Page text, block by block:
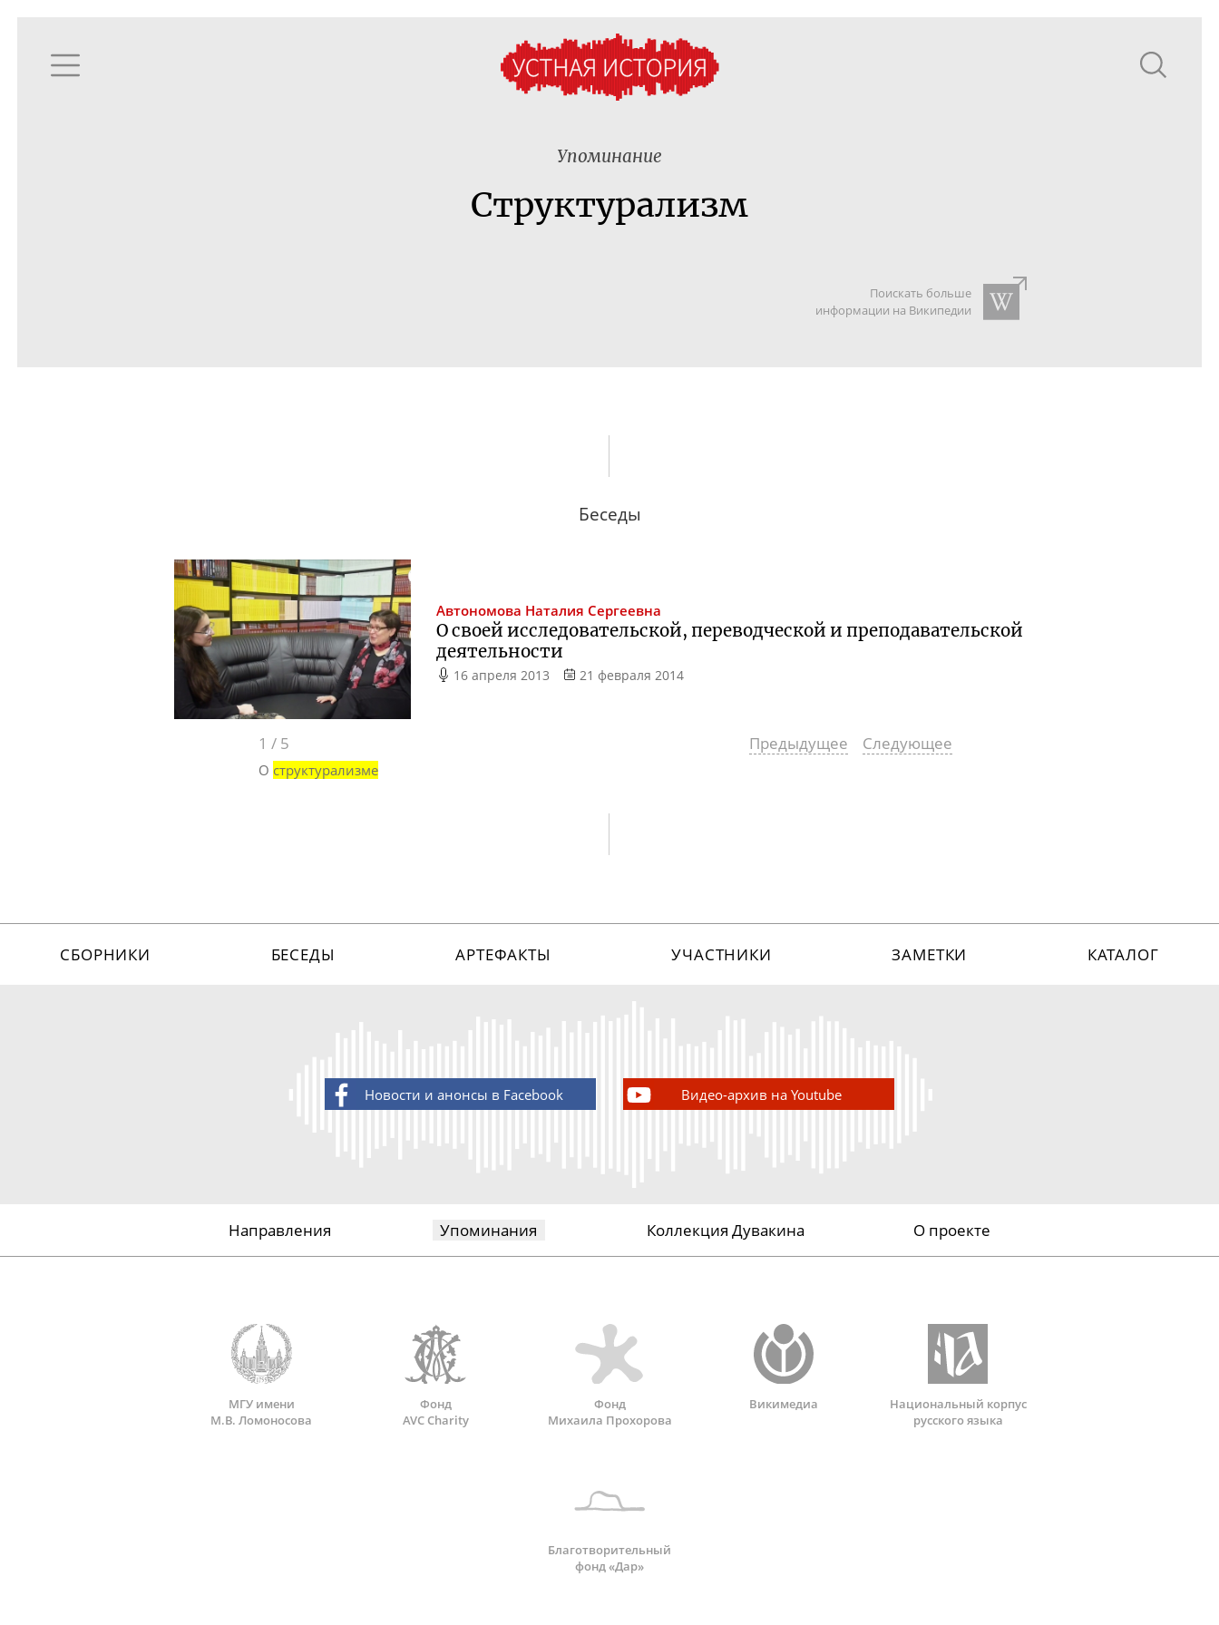
Упоминание
Структурализм
Поискать больше
информации на Википедии
Беседы
Автономова Наталия Сергеевна
О своей исследовательской, переводческой и преподавательской
деятельности
16 апреля 2013 21 февраля 2014
1 / 5 Предыдущее Следующее
О структурализме
СБОРНИКИ БЕСЕДЫ АРТЕФАКТЫ УЧАСТНИКИ ЗАМЕТКИ КАТАЛОГ
Новости и анонсы в Facebook Видео-архив на Youtube
Направления Упоминания Коллекция Дувакина О проекте
МГУ имени
М.В. Ломоносова
Фонд
AVC Charity
Фонд
Михаила Прохорова
Викимедиа
Национальный корпус
русского языка
Благотворительный
фонд «Дар»